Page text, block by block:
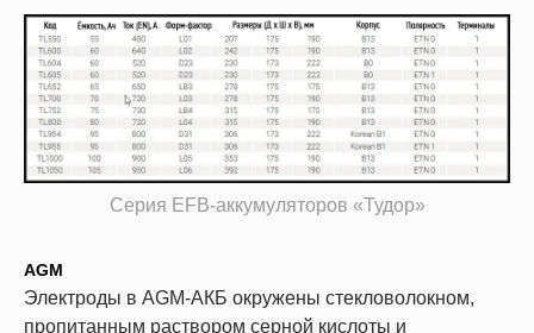
Серия EFB-аккумуляторов «Тудор»
AGM
Электроды в AGM-АКБ окружены стекловолокном,
пропитанным раствором серной кислоты и